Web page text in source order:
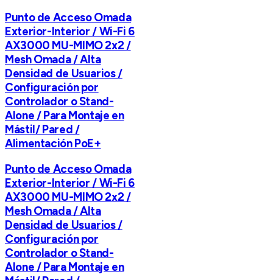
Punto de Acceso Omada
Exterior-Interior / Wi-Fi 6
AX3000 MU-MIMO 2x2 /
Mesh Omada / Alta
Densidad de Usuarios /
Configuración por
Controlador o Stand-
Alone / Para Montaje en
Mástil/ Pared /
Alimentación PoE+
Punto de Acceso Omada
Exterior-Interior / Wi-Fi 6
AX3000 MU-MIMO 2x2 /
Mesh Omada / Alta
Densidad de Usuarios /
Configuración por
Controlador o Stand-
Alone / Para Montaje en